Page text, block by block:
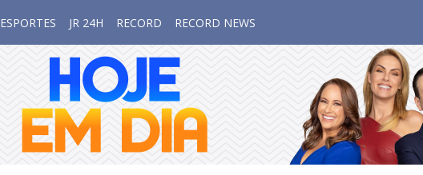
ESPORTES JR 24H RECORD RECORD NEWS